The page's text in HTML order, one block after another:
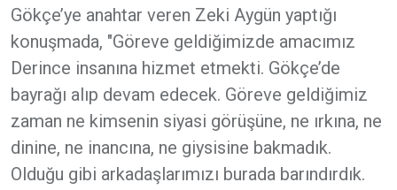
Gökçe’ye anahtar veren Zeki Aygün yaptığı
konuşmada, "Göreve geldiğimizde amacımız
Derince insanına hizmet etmekti. Gökçe’de
bayrağı alıp devam edecek. Göreve geldiğimiz
zaman ne kimsenin siyasi görüşüne, ne ırkına, ne
dinine, ne inancına, ne giysisine bakmadık.
Olduğu gibi arkadaşlarımızı burada barındırdık.